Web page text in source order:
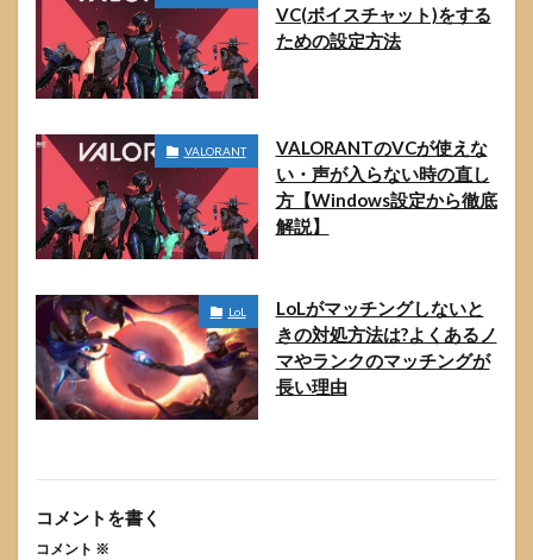
VC(ボイスチャット)をする
ための設定方法
VALORANT
VALORANTのVCが使えな
い・声が入らない時の直し
方【Windows設定から徹底
解説】
LoL
LoLがマッチングしないと
きの対処方法は?よくあるノ
マやランクのマッチングが
長い理由
コメントを書く
コメント ※